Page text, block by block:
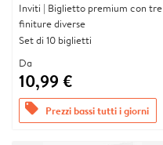
Inviti | Biglietto premium con tre
finiture diverse
Set di 10 biglietti
Da
10,99 €
offers Prezzi bassi tutti i giorni